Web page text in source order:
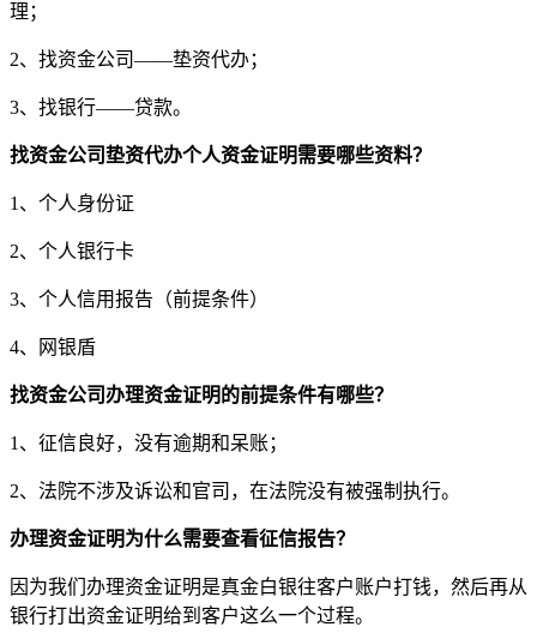
理；
2、找资金公司——垫资代办；
3、找银行——贷款。
找资金公司垫资代办个人资金证明需要哪些资料？
1、个人身份证
2、个人银行卡
3、个人信用报告（前提条件）
4、网银盾
找资金公司办理资金证明的前提条件有哪些？
1、征信良好，没有逾期和呆账；
2、法院不涉及诉讼和官司，在法院没有被强制执行。
办理资金证明为什么需要查看征信报告？
因为我们办理资金证明是真金白银往客户账户打钱，然后再从
银行打出资金证明给到客户这么一个过程。